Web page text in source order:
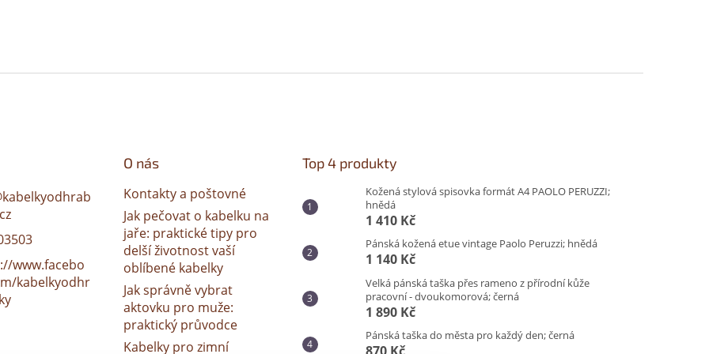
kabelkyodhrab
www.facebo
kabelkyodhr
O nás
Kontakty a poštovné
Jak pečovat o kabelku na
jaře: praktické tipy pro
delší životnost vaší
oblíbené kabelky
Jak správně vybrat
aktovku pro muže:
praktický průvodce
Kabelky pro zimní
Top 4 produkty
Kožená stylová spisovka formát A4 PAOLO PERUZZI;
hnědá
1 410 Kč
Pánská kožená etue vintage Paolo Peruzzi; hnědá
1 140 Kč
Velká pánská taška přes rameno z přírodní kůže
pracovní - dvoukomorová; černá
1 890 Kč
Pánská taška do města pro každý den; černá